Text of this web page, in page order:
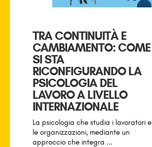
TRA CONTINUITÀ E
CAMBIAMENTO: COME
SI STA
RICONFIGURANDO LA
PSICOLOGIA DEL
LAVORO A LIVELLO
INTERNAZIONALE
La psicologia che studia i lavoratori e
le organizzazioni, mediante un
approccio che integra ...